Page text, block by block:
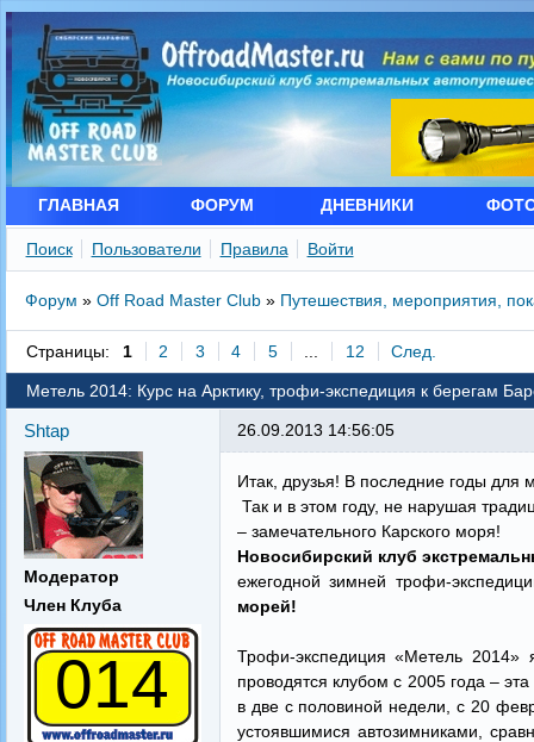
ГЛАВНАЯ ФОРУМ ДНЕВНИКИ
Поиск Пользователи Правила Войти
Форум » Off Road Master Club » Путешествия, мероприятия,
Страницы: 1 2 3 4 5 12 След.
Метель 2014: Курс на Арктику, трофи-экспедиция к берегам
Shtap
Модератор
Член Клуба
014
26.09.2013 14:56:05
Итак, друзья! В последние годы для
Так и в этом году, не нарушая
– замечательного Карского моря!
Новосибирский клуб
ежегодной зимней трофи-
морей!
Трофи-экспедиция «Метель 2014»
проводятся клубом с 2005 года –
в две с половиной недели, с 20
устоявшимися автозимниками,